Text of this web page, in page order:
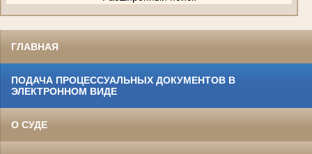
ГЛАВНАЯ
ПОДАЧА ПРОЦЕССУАЛЬНЫХ ДОКУМЕНТОВ В
ЭЛЕКТРОННОМ ВИДЕ
О СУДЕ